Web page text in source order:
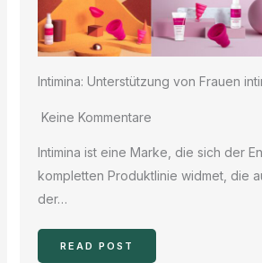
Intimina: Unterstützung von Frauen
Keine Kommentare
Intimina ist eine Marke, die sich der
kompletten Produktlinie widmet, die
der…
READ POST